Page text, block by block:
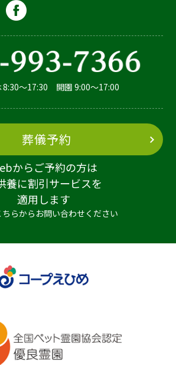
8:30～17:30 開園 9:00～17:00
葬儀予約
からご予約の方は
養に割引サービスを
適用します
ちらからお問い合わせください